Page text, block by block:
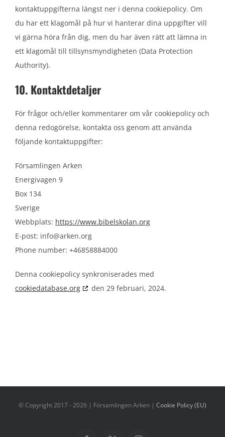
kontaktuppgifterna längst ner i denna cookiepolicy. Om
du har ett klagomål på hur vi hanterar dina uppgifter vill
vi gärna höra från dig, men du har även rätt att lämna in
ett klagomål till tillsynsmyndigheten (Data Protection
Authority).
10. Kontaktdetaljer
För frågor och/eller kommentarer om vår cookiepolicy och
denna redogörelse, kontakta oss genom att använda
följande kontaktuppgifter:
Församlingen Arken
Energivagen 9
Box 134
Sverige
Webbplats: https://www.bibelskolan.org
E-post: info@arken.org
Phone number: +46858884000
Denna cookiepolicy synkroniserades med
cookiedatabase.org
den 29 februari, 2024.
© Copyright 2017 -2026 | Församlingen Arken | Cookie Policy (EU)